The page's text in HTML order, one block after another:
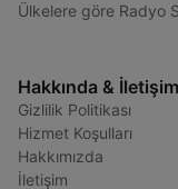
Ülkelere göre Radyo
Hakkında & İletişim
Gizlilik Politikası
Hizmet Koşulları
Hakkımızda
İletişim